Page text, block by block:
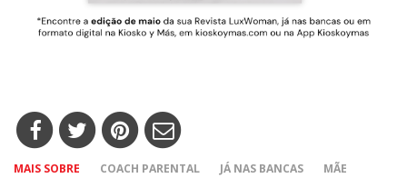
MAIS SOBRE COACH PARENTAL JÁ NAS BANCAS
MÃE